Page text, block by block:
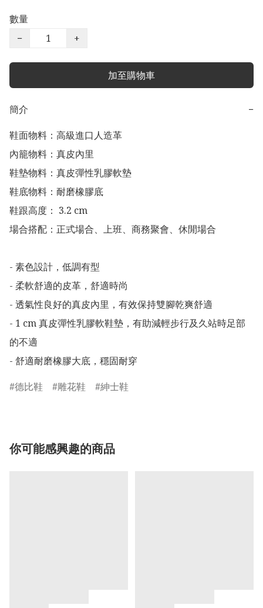
數量
−
+
加至購物車
簡介
−
鞋面物料：高級進口人造革
內籠物料：真皮內里
鞋墊物料：真皮彈性乳膠軟墊
鞋底物料：耐磨橡膠底
鞋跟高度： 3.2 cm
場合搭配：正式場合、上班、商務聚會、休閒場合
- 素色設計，低調有型
- 柔軟舒適的皮革，舒適時尚
- 透氣性良好的真皮內里，有效保持雙腳乾爽舒適
- 1 cm 真皮彈性乳膠軟鞋墊，有助減輕步行及久站時足部
的不適
- 舒適耐磨橡膠大底，穩固耐穿
德比鞋
雕花鞋 紳士鞋
你可能感興趣的商品